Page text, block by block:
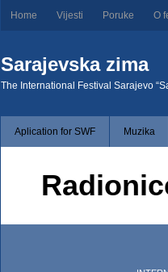
Home Vijesti Poruke O
Sarajevska zima
The International Festival Sarajevo
Aplication for SWF Muzika